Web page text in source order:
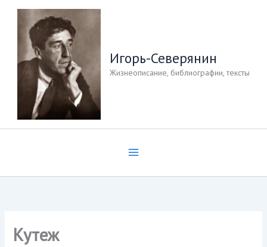
Перейти
содержимому
Игорь-Северянин
Жизнеописание, библиографии, тексты
Кутеж